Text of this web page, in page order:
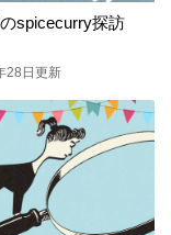
spicecurry探訪
28日更新